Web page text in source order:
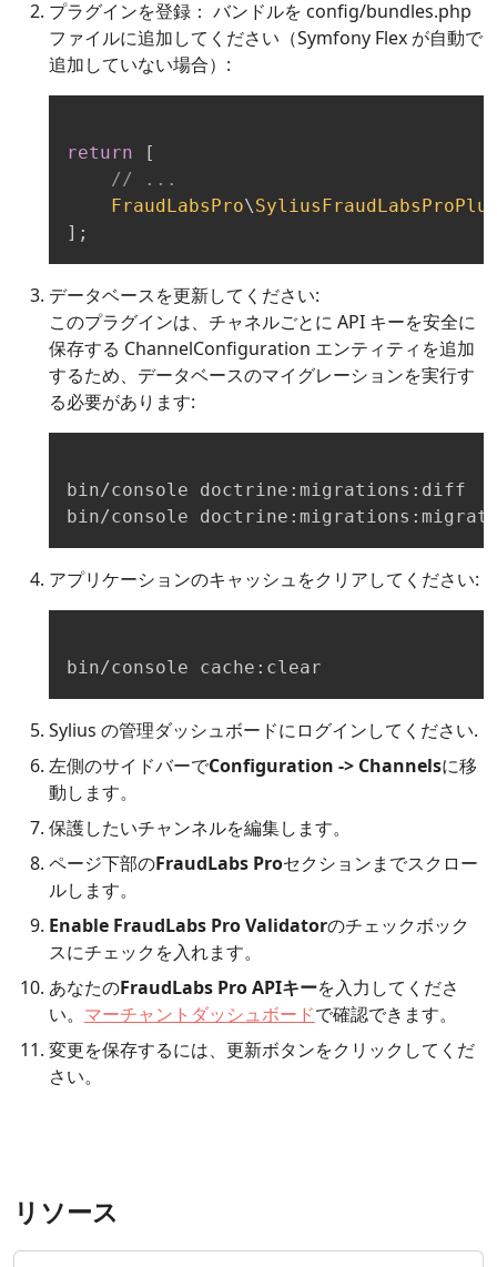
プラグインを登録： バンドルを config/bundles.php
ファイルに追加してください（Symfony Flex が自動で
追加していない場合）:
return
[
// ...
FraudLabsPro\
] ;
データベースを更新してください:
このプラグインは、チャネルごとに API キーを安全に
保存する ChannelConfiguration エンティティを追加
するため、データベースのマイグレーションを実行す
る必要があります:
bin/console doctrine:migrations:diff
bin/console
アプリケーションのキャッシュをクリアしてください:
bin/console cache:clear
Sylius の管理ダッシュボードにログインしてください.
左側のサイドバーでConfiguration -> Channelsに移
動します。
保護したいチャンネルを編集します。
ページ下部のFraudLabs Proセクションまでスクロー
ルします。
Enable FraudLabs Pro Validatorのチェックボック
スにチェックを入れます。
あなたのFraudLabs Pro APIキーを入力してくださ
い。 マーチャントダッシュボードで確認できます。
変更を保存するには、更新ボタンをクリックしてくだ
さい。
リソース